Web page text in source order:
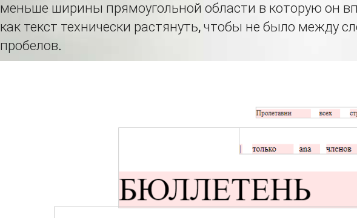
меньше ширины прямоугольной области в которую он
как текст технически растянуть, чтобы не было между
пробелов.